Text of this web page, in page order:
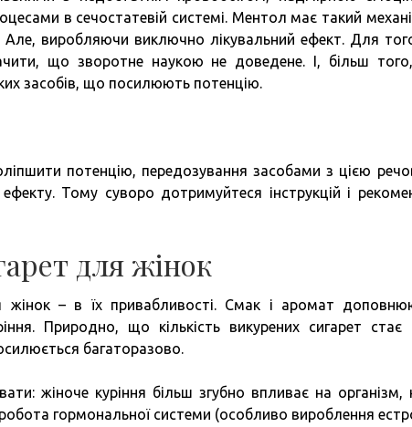
в сечостатевій системі. Ментол має такий
Але, виробляючи виключно лікувальний ефект. Для
що зворотне наукою не доведене. І, більш
засобів, що посилюють потенцію.
потенцію, передозування засобами з цією
Тому суворо дотримуйтеся інструкцій і
для жінок
– в їх привабливості. Смак і аромат
Природно, що кількість викурених сигарет стає
багаторазово.
жіноче куріння більш згубно впливає на організм,
гормональної системи (особливо вироблення